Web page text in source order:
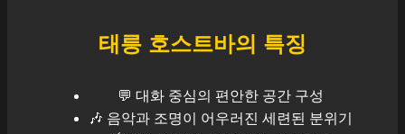
태릉 호스트바의 특징
💬 대화 중심의 편안한 공간 구성
🎶 음악과 조명이 어우러진 세련된 분위기